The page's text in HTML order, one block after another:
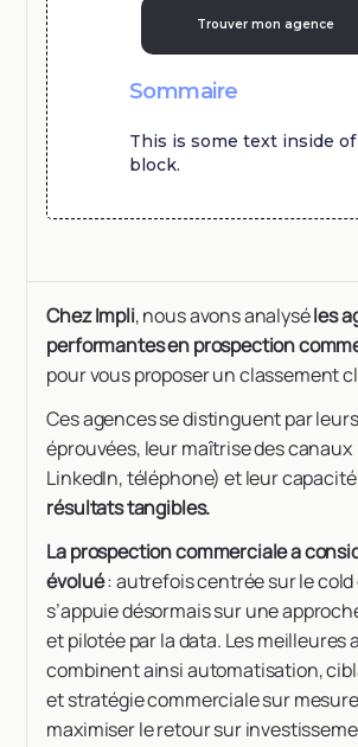
Trouver mon agence
Sommaire
This is some text inside of
block.
Chez Impli, nous avons analyséles
performantes en prospection
pour vous proposer un classement
Ces agences se distinguent par
éprouvées, leur maîtrise des canaux
LinkedIn, téléphone) et leur capacité
résultats tangibles.
La prospection commerciale a
évolué: autrefois centrée sur le cold
s’appuie désormais sur une
et pilotée par la data. Les meilleures
combinent ainsi automatisation,
et stratégie commerciale sur
maximiser le retour sur